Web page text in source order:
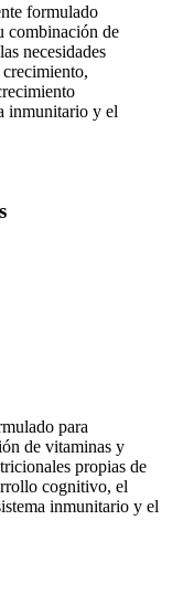
formulado
combinación de
necesidades
inmunitario y el
para
de vitaminas y
propias de
cognitivo, el
inmunitario y el